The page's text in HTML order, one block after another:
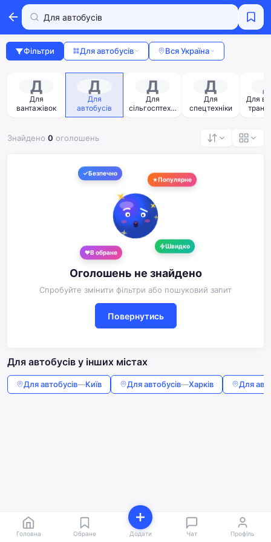
Фільтри Для автобусів Вся Україна
Д
Для
вантажівок
Д
Для
автобусів
Д
Для
сільгосптехні
Д
Для
спецтехніки
Для
Знайдено 0 оголошень
Безпечно
Популярне
Швидко
В обране
Оголошень не знайдено
Спробуйте змінити фільтри або пошуковий запит
Повернутись
Для автобусів у інших містах
Для автобусів—Київ Для автобусів—Харків Для
Головна Обране Додати Чат Профіль